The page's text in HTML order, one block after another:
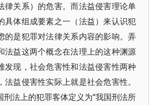
律关系）的危害。而法益侵害理论单
具体组成要素之一（法益）来认识犯
的是犯罪对法律关系内容的影响。弄
法益这两个概念在法理上的这种渊源
发现，社会危害性和法益侵害性两种
法益侵害性实际上就是社会危害性。
刑法上的犯罪客体定义为“我国刑法所